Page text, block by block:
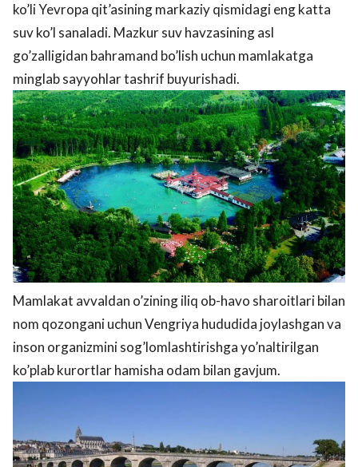
ko’li Yevropa qit’asining markaziy qismidagi eng katta
suv ko’l sanaladi. Mazkur suv havzasining asl
go’zalligidan bahramand bo’lish uchun mamlakatga
minglab sayyohlar tashrif buyurishadi.
Mamlakat avvaldan o’zining iliq ob-havo sharoitlari bilan
nom qozongani uchun Vengriya hududida joylashgan va
inson organizmini sog’lomlashtirishga yo’naltirilgan
ko’plab kurortlar hamisha odam bilan gavjum.